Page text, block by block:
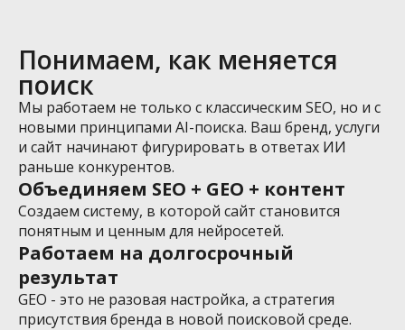
Понимаем, как меняется
поиск
Мы работаем не только с классическим SEO, но и с
новыми принципами AI-поиска. Ваш бренд, услуги
и сайт начинают фигурировать в ответах ИИ
раньше конкурентов.
Объединяем SEO + GEO + контент
Создаем систему, в которой сайт становится
понятным и ценным для нейросетей.
Работаем на долгосрочный
результат
GEO - это не разовая настройка, а стратегия
присутствия бренда в новой поисковой среде.